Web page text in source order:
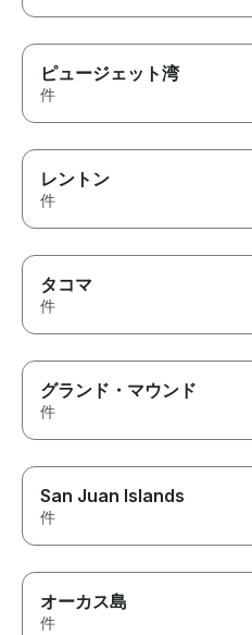
ピュージェット湾
件
レントン
件
タコマ
件
グランド・マウンド
件
San Juan Islands
件
オーカス島
件